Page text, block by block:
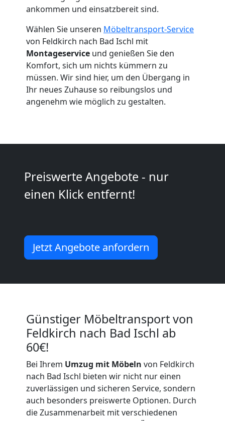
ankommen und einsatzbereit sind.
Wählen Sie unseren Möbeltransport-Service
von Feldkirch nach Bad Ischl mit
Montageservice und genießen Sie den
Komfort, sich um nichts kümmern zu
müssen. Wir sind hier, um den Übergang in
Ihr neues Zuhause so reibungslos und
angenehm wie möglich zu gestalten.
Preiswerte Angebote - nur
einen Klick entfernt!
Jetzt Angebote anfordern
Günstiger Möbeltransport von
Feldkirch nach Bad Ischl ab
60€!
Bei Ihrem Umzug mit Möbeln von Feldkirch
nach Bad Ischl bieten wir nicht nur einen
zuverlässigen und sicheren Service, sondern
auch besonders preiswerte Optionen. Durch
die Zusammenarbeit mit verschiedenen
Feldkirch
Umzug
Mann
Feldkirch
Feldkirch
Umzug
Feldkirch
Mann